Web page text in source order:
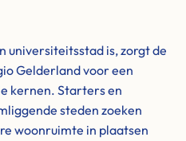
universiteitsstad is, zorgt de
Gelderland voor een
kernen. Starters en
steden zoeken
woonruimte in plaatsen